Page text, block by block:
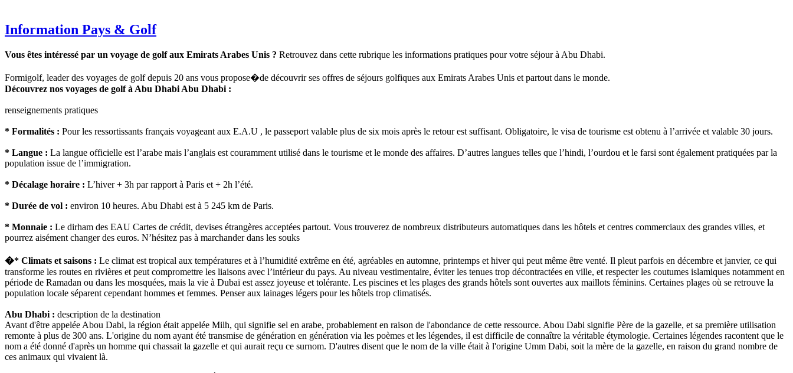
Information Pays & Golf
Vous êtes intéressé par un voyage de golf aux Emirats Arabes Unis ? Retrouvez dans cette rubrique les informations pratiques pour votre séjour à Abu Dhabi.
Formigolf, leader des voyages de golf depuis 20 ans vous propose�de découvrir ses offres de séjours golfiques aux Emirats Arabes Unis et partout dans le monde.
Découvrez nos voyages de golf à Abu Dhabi Abu Dhabi :
renseignements pratiques
* Formalités : Pour les ressortissants français voyageant aux E.A.U , le passeport valable plus de six mois après le retour est suffisant. Obligatoire, le visa de tourisme est obtenu à l’arrivée et valable 30 jours.
* Langue : La langue officielle est l’arabe mais l’anglais est couramment utilisé dans le tourisme et le monde des affaires. D’autres langues telles que l’hindi, l’ourdou et le farsi sont également pratiquées par la
population issue de l’immigration.
* Décalage horaire : L’hiver + 3h par rapport à Paris et + 2h l’été.
* Durée de vol : environ 10 heures. Abu Dhabi est à 5 245 km de Paris.
* Monnaie : Le dirham des EAU Cartes de crédit, devises étrangères acceptées partout. Vous trouverez de nombreux distributeurs automatiques dans les hôtels et centres commerciaux des grandes villes, et
pourrez aisément changer des euros. N’hésitez pas à marchander dans les souks
�* Climats et saisons : Le climat est tropical aux températures et à l’humidité extrême en été, agréables en automne, printemps et hiver qui peut même être venté. Il pleut parfois en décembre et janvier, ce qui
transforme les routes en rivières et peut compromettre les liaisons avec l’intérieur du pays. Au niveau vestimentaire, éviter les tenues trop décontractées en ville, et respecter les coutumes islamiques notamment en
période de Ramadan ou dans les mosquées, mais la vie à Dubaï est assez joyeuse et tolérante. Les piscines et les plages des grands hôtels sont ouvertes aux maillots féminins. Certaines plages où se retrouve la
population locale séparent cependant hommes et femmes. Penser aux lainages légers pour les hôtels trop climatisés.
Abu Dhabi : description de la destination
Avant d'être appelée Abou Dabi, la région était appelée Milh, qui signifie sel en arabe, probablement en raison de l'abondance de cette ressource. Abou Dabi signifie Père de la gazelle, et sa première utilisation
remonte à plus de 300 ans. L'origine du nom ayant été transmise de génération en génération via les poèmes et les légendes, il est difficile de connaître la véritable étymologie. Certaines légendes racontent que le
nom a été donné d'après un homme qui chassait la gazelle et qui aurait reçu ce surnom. D'autres disent que le nom de la ville était à l'origine Umm Dabi, soit la mère de la gazelle, en raison du grand nombre de
ces animaux qui vivaient là.